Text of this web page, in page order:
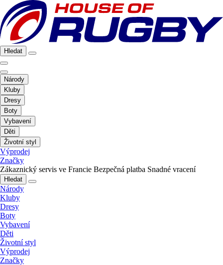
Hledat
Národy
Kluby
Dresy
Boty
Vybavení
Děti
Životní styl
Výprodej
Značky
Zákaznický servis ve Francie Bezpečná platba Snadné vracení
Hledat
Národy
Kluby
Dresy
Boty
Vybavení
Děti
Životní styl
Výprodej
Značky